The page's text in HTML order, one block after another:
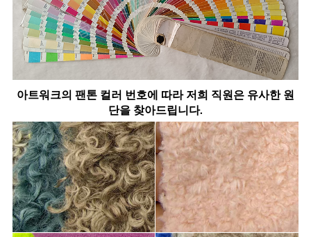
아트워크의 팬톤 컬러 번호에 따라 저희 직원은 유사한 원
단을 찾아드립니다.